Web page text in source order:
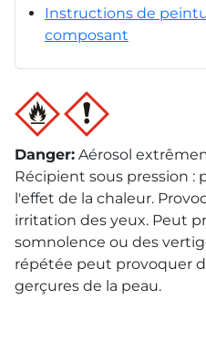
Instructions de
composant
Danger: Aérosol
Récipient sous pression :
l'effet de la chaleur.
irritation des yeux. Peut
somnolence ou des
répétée peut provoquer
gerçures de la peau.